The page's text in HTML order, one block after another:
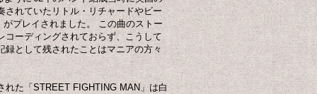
れていたリトル・リチャードやビー
プレイされました。 この曲のストー
ーディングされておらず、こうして
として残されたことはマニアの方々
れた「STREET FIGHTING MAN」は白